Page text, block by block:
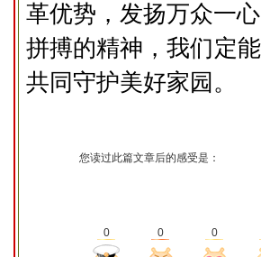
革优势，发扬万众一
拼搏的精神，我们定
共同守护美好家园。
您读过此篇文章后的感受是：
0 0 0